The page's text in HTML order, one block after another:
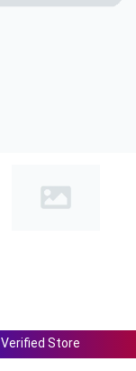
Verified Store